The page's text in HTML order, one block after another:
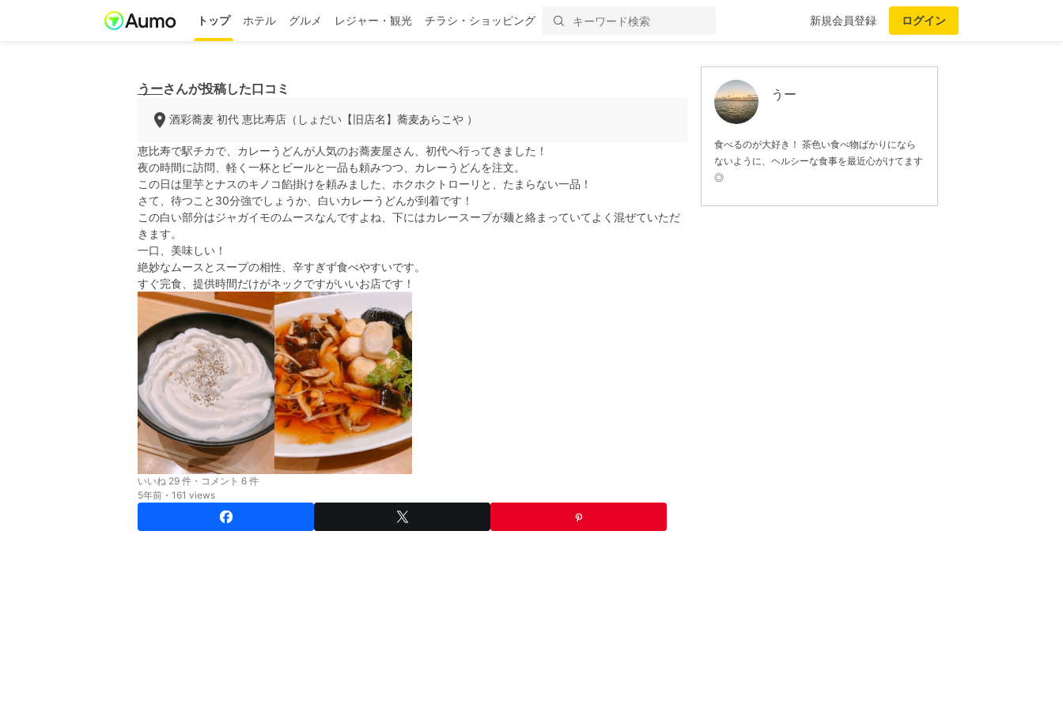
トップ ホテル グルメ レジャー・観光 チラシ・ショッピング 新規会員登録 ログイン
うーさんが投稿した口コミ
酒彩蕎麦 初代 恵比寿店（しょだい【旧店名】蕎麦あらこや ）
恵比寿で駅チカで、カレーうどんが人気のお蕎麦屋さん、初代へ行ってきました！
夜の時間に訪問、軽く一杯とビールと一品も頼みつつ、カレーうどんを注文。
この日は里芋とナスのキノコ餡掛けを頼みました、ホクホクトローリと、たまらない一品！
さて、待つこと30分強でしょうか、白いカレーうどんが到着です！
この白い部分はジャガイモのムースなんですよね、下にはカレースープが麺と絡まっていてよく混ぜていただ
きます。
一口、美味しい！
絶妙なムースとスープの相性、辛すぎず食べやすいです。
すぐ完食、提供時間だけがネックですがいいお店です！
いいね 29 件・コメント 6 件
5年前・161 views
うー
食べるのが大好き！ 茶色い食べ物ばかりになら
ないように、ヘルシーな食事を最近心がけてます
◎